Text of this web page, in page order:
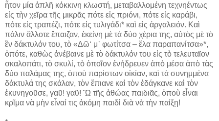
ἦτον μία ἁπλῆ κόκκινη κλωστή, μεταβαλλομένη τεχνηέντως
εἰς τὴν χεῖρα τῆς μικρᾶς πότε εἰς πριόνι, πότε εἰς καράβι,
πότε εἰς τραπέζι, πότε εἰς τυλιγάδι* καὶ εἰς ἀργαλειόν. Καὶ
πάλιν ἄλλοτε ἔπαιζαν, ἐκείνη μὲ τὰ δύο χέρια της, αὐτὸς μὲ τὸ
ἓν δάκτυλόν του, τὸ «Δῶ‘ μ᾽ φωτίτσα – ἔλα παραπανίτσα»*,
ὁπότε, καθὼς ἀνέβαινε μὲ τὸ δάκτυλόν του εἰς τὸ τελευταῖον
σκαλοπάτι, τὸ σκυλί, τὸ ὁποῖον ἐνήδρευεν ἀπὸ μέσα ἀπὸ τὰς
δύο παλάμας της, ὁποὺ παρίστων οἰκίαν, καὶ τὰ συνημμένα
δάκτυλά της σκάλαν, τὸν ἔπιανε καὶ τὸν ἐδάγκανε καὶ τὸν
ἐκυνηγοῦσε, γαῦ! γαῦ! Ὢ τῆς ἀθώας παιδιᾶς, ὁποὺ εἶναι
κρῖμα νὰ μὴν εἶναί τις ἀκόμη παιδὶ διὰ νὰ τὴν παίξῃ!